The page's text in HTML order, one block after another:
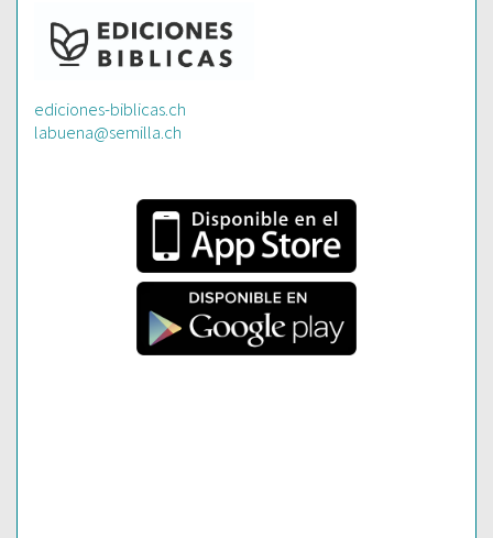
ediciones-biblicas.ch
labuena@semilla.ch